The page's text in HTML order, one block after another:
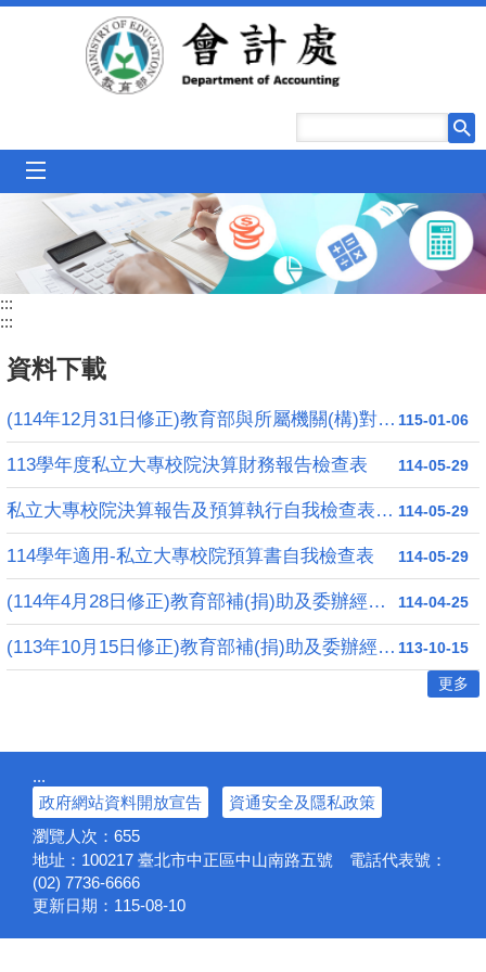
跳到主要內容區塊
:::
:::
資料下載
115-01-06
(114年12月31日修正)教育部與所屬機關(構)對直轄市及縣(市)政府補助款處理原則
114-05-29
113學年度私立大專校院決算財務報告檢查表
114-05-29
私立大專校院決算報告及預算執行自我檢查表(113學年度)
114-05-29
114學年適用-私立大專校院預算書自我檢查表
114-04-25
(114年4月28日修正)教育部補(捐)助及委辦經費核撥結報作業要點
113-10-15
(113年10月15日修正)教育部補(捐)助及委辦經費核撥結報作業要點
更多
:::
政府網站資料開放宣告
資通安全及隱私政策
瀏覽人次： 655
地址：100217 臺北市中正區中山南路五號 電話代表號：
(02) 7736-6666
更新日期： 115-08-10